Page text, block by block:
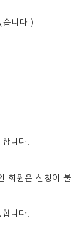
습니다.)
니다.
회원은 신청이 불
니다.